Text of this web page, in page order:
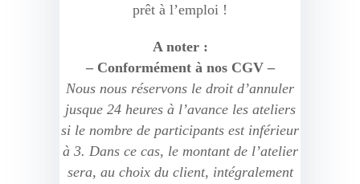
prêt à l’emploi !
A noter :
– Conformément à nos CGV –
Nous nous réservons le droit d’annuler
jusque 24 heures à l’avance les ateliers
si le nombre de participants est inférieur
à 3. Dans ce cas, le montant de l’atelier
sera, au choix du client, intégralement